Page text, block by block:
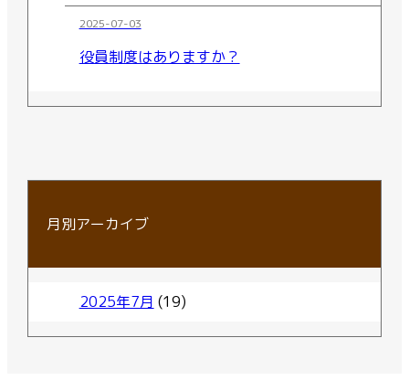
2025-07-03
役員制度はありますか？
月別アーカイブ
2025年7月 (19)